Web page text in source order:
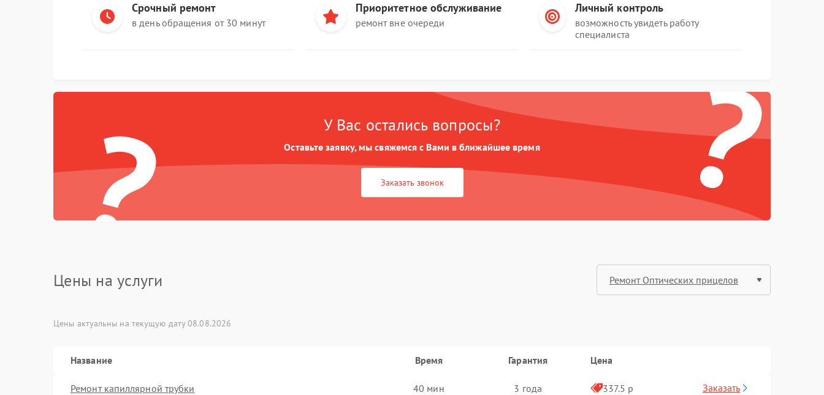
Срочный ремонт
в день обращения от 30 минут
Приоритетное обслуживание
ремонт вне очереди
Личный контроль
возможность увидеть работу
специалиста
? ?
У Вас остались вопросы?
Оставьте заявку, мы свяжемся с Вами в ближайшее время
Заказать звонок
Цены на услуги
Цены актуальны на текущую дату 08.08.2026
Название Время Гарантия Цена
Ремонт капиллярной трубки 40 мин 3 года 337.5 р Заказать